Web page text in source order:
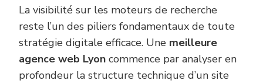
La visibilité sur les moteurs de recherche
reste l’un des piliers fondamentaux de toute
stratégie digitale efficace. Une meilleure
agence web Lyon commence par analyser en
profondeur la structure technique d’un site